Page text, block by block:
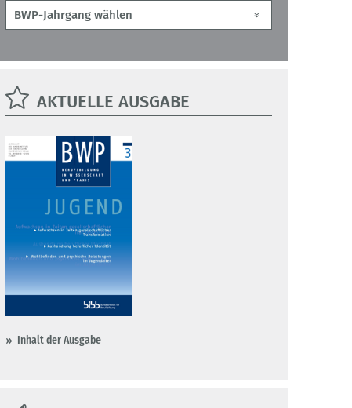
AKTUELLE AUSGABE
Inhalt der Ausgabe